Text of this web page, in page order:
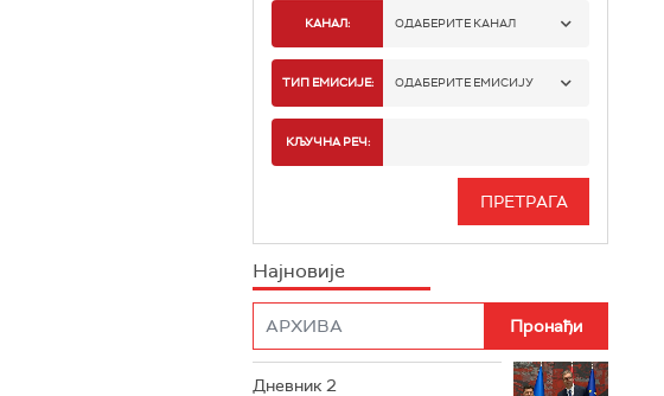
КАНАЛ: ОДАБЕРИТЕ КАНАЛ
РТС 1
РТС 3
ТИП ЕМИСИЈЕ: ОДАБЕРИТЕ ЕМИСИЈУ
КЉУЧНА РЕЧ:
Најновије
Дневник 2